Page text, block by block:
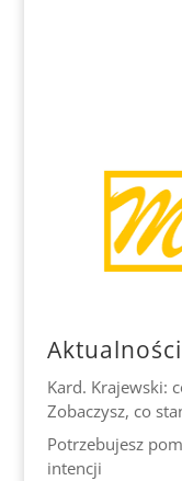
Kard. Krajewski:
Zobaczysz, co
Potrzebujesz
intencji